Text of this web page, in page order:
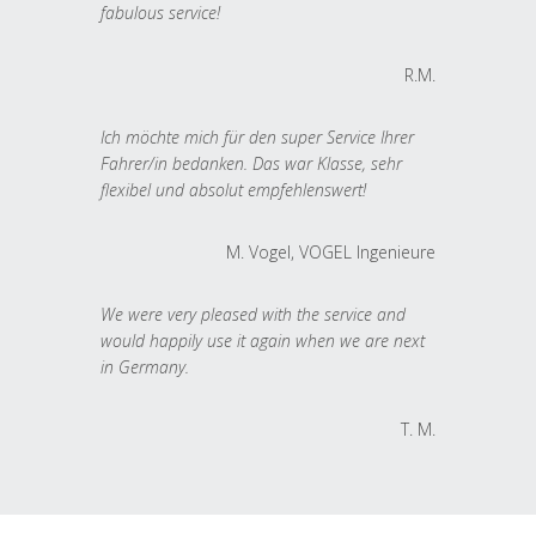
fabulous service!
R.M.
Ich möchte mich für den super Service Ihrer
Fahrer/in bedanken. Das war Klasse, sehr
flexibel und absolut empfehlenswert!
M. Vogel, VOGEL Ingenieure
We were very pleased with the service and
would happily use it again when we are next
in Germany.
T. M.